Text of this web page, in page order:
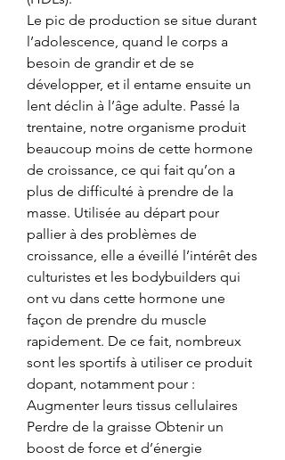
Le pic de production se situe durant
l’adolescence, quand le corps a
besoin de grandir et de se
développer, et il entame ensuite un
lent déclin à l’âge adulte. Passé la
trentaine, notre organisme produit
beaucoup moins de cette hormone
de croissance, ce qui fait qu’on a
plus de difficulté à prendre de la
masse. Utilisée au départ pour
pallier à des problèmes de
croissance, elle a éveillé l’intérêt des
culturistes et les bodybuilders qui
ont vu dans cette hormone une
façon de prendre du muscle
rapidement. De ce fait, nombreux
sont les sportifs à utiliser ce produit
dopant, notamment pour :
Augmenter leurs tissus cellulaires
Perdre de la graisse Obtenir un
boost de force et d’énergie